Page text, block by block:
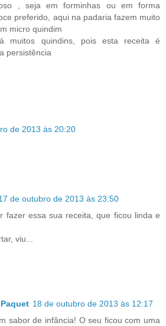
, seja em forminhas ou em forma
preferido, aqui na padaria fazem muito
micro quindim
muitos quindins, pois esta receita é
persistência
de 2013 às 20:20
de outubro de 2013 às 23:50
fazer essa sua receita, que ficou linda e
viu...
18 de outubro de 2013 às 12:17
sabor de infância! O seu ficou com uma